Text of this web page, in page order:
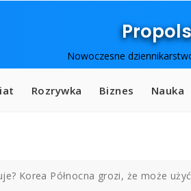
Nowoczesne
Rozrywka Biznes Nauka
Korea Północna grozi, że może